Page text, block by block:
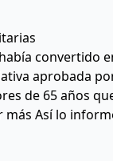
convertido
aprobada
de 65 años
más Así lo